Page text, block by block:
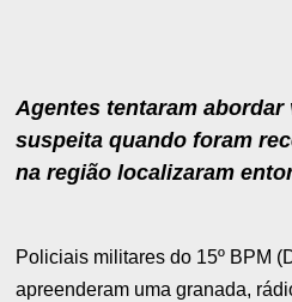
Agentes tentaram
suspeita quando foram
na região localizaram
Policiais militares do 15º BPM
apreenderam uma granada,